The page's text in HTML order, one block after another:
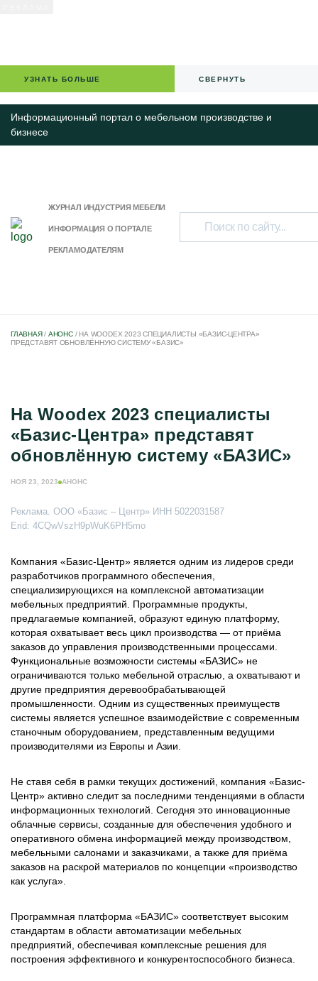
УЗНАТЬ БОЛЬШЕ СВЕРНУТЬ
Информационный портал о мебельном производстве и
бизнесе
ЖУРНАЛ ИНДУСТРИЯ МЕБЕЛИ
ИНФОРМАЦИЯ О ПОРТАЛЕ
РЕКЛАМОДАТЕЛЯМ
ГЛАВНАЯ/ АНОНС/ НА WOODEX 2023 СПЕЦИАЛИСТЫ «БАЗИС-ЦЕНТРА»
ПРЕДСТАВЯТ ОБНОВЛЁННУЮ СИСТЕМУ «БАЗИС»
На Woodex 2023 специалисты
«Базис-Центра» представят
обновлённую систему «БАЗИС»
НОЯ 23, 2023 АНОНС
Реклама. ООО «Базис – Центр» ИНН 5022031587
Erid: 4CQwVszH9pWuK6PH5mo
Компания «Базис-Центр» является одним из лидеров среди
разработчиков программного обеспечения,
специализирующихся на комплексной автоматизации
мебельных предприятий. Программные продукты,
предлагаемые компанией, образуют единую платформу,
которая охватывает весь цикл производства — от приёма
заказов до управления производственными процессами.
Функциональные возможности системы «БАЗИС» не
ограничиваются только мебельной отраслью, а охватывают и
другие предприятия деревообрабатывающей
промышленности. Одним из существенных преимуществ
системы является успешное взаимодействие с современным
станочным оборудованием, представленным ведущими
производителями из Европы и Азии.
Не ставя себя в рамки текущих достижений, компания «Базис-
Центр» активно следит за последними тенденциями в области
информационных технологий. Сегодня это инновационные
облачные сервисы, созданные для обеспечения удобного и
оперативного обмена информацией между производством,
мебельными салонами и заказчиками, а также для приёма
заказов на раскрой материалов по концепции «производство
как услуга».
Программная платформа «БАЗИС» соответствует высоким
стандартам в области автоматизации мебельных
предприятий, обеспечивая комплексные решения для
построения эффективного и конкурентоспособного бизнеса.